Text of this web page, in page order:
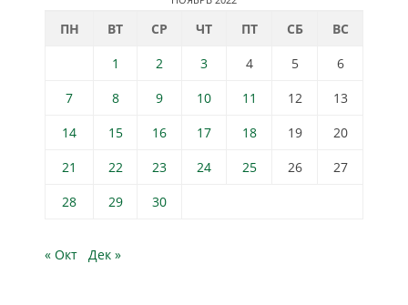
ПН ВТ СР ЧТ ПТ СБ
ВС
1
2 3 4 5
6
7
8 9 10 11 12
13
14
15 16 17 18 19
20
21
22 23 24 25 26
27
28
29 30
« Окт Дек »